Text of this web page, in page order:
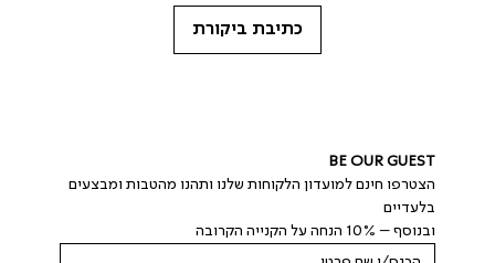
כתיבת ביקורת
BE OUR GUEST
הצטרפו חינם למועדון הלקוחות שלנו ותהנו מהטבות ומבצעים
בלעדיים
ובנוסף – 10% הנחה על הקנייה הקרובה